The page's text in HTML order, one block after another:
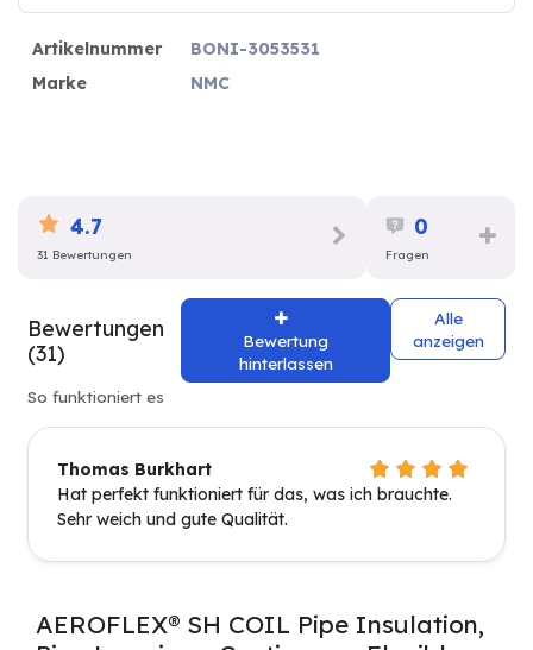
Artikelnummer
BONI-3053531
Marke
NMC
4.7
31 Bewertungen
0
Fragen
Bewertungen
(31)
Bewertung
hinterlassen
Alle
anzeigen
So funktioniert es
Thomas Burkhart
Hat perfekt funktioniert für das, was ich brauchte.
Sehr weich und gute Qualität.
AEROFLEX® SH COIL Pipe Insulation,